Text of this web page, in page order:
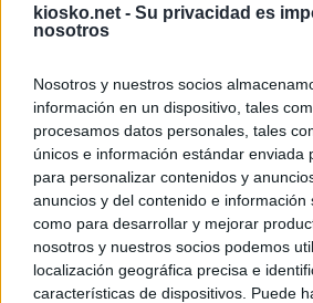
kiosko.net - Su privacidad es
nosotros
Nosotros y nuestros socios
información en un dispositivo, tales
procesamos datos personales, tales
únicos e información estándar enviada
para personalizar contenidos y
anuncios y del contenido e información
como para desarrollar y mejorar
nosotros y nuestros socios podemos
localización geográfica precisa e
características de dispositivos. Puede